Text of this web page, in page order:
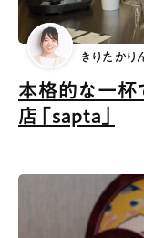
本格的な一杯
店「sapta」
きりたかり